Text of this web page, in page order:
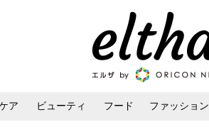
ア ビューティ フード ファッション